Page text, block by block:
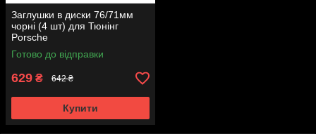
Заглушки в диски 76/71мм
чорні (4 шт) для Тюнінг
Porsche
Готово до відправки
629 ₴ 642 ₴
Купити